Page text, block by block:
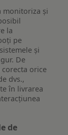
monitoriza și
la
pe
și
De
orice
dvs.,
în livrarea
de